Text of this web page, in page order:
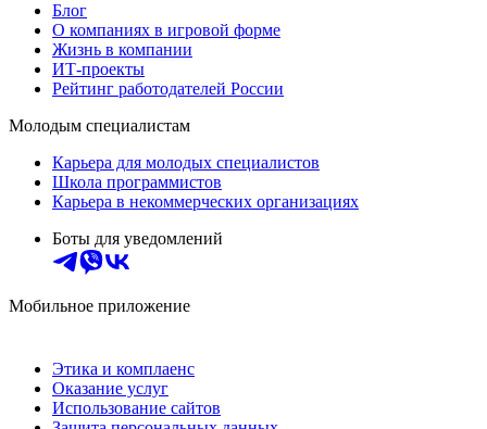
Блог
О компаниях в игровой форме
Жизнь в компании
ИТ-проекты
Рейтинг работодателей России
Молодым специалистам
Карьера для молодых специалистов
Школа программистов
Карьера в некоммерческих организациях
Боты для уведомлений
Мобильное приложение
Этика и комплаенс
Оказание услуг
Использование сайтов